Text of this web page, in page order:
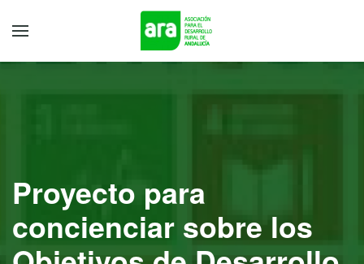
Proyecto para
concienciar sobre los